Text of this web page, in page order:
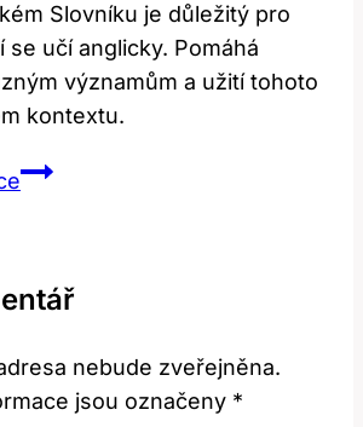
Slovníku je důležitý pro
se učí anglicky. Pomáhá
významům a užití tohoto
kontextu.
Ranging:
rozsahu
anglicko-
českém
nebude zveřejněna.
jsou označeny *